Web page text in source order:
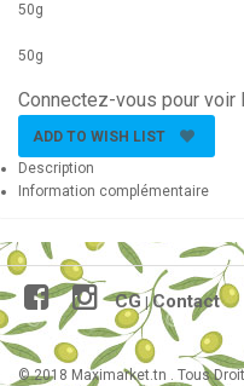
50g
50g
Connectez-vous pour voir
ADD TO WISH LIST
Description
Information complémentaire
CG |Contact
© 2018 Maximarket.tn . Tous